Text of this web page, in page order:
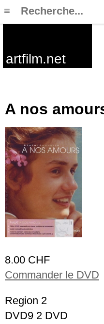
artfilm.net
A nos
8.00 CHF
Commander le DVD
Region 2
DVD9 2 DVD
≡